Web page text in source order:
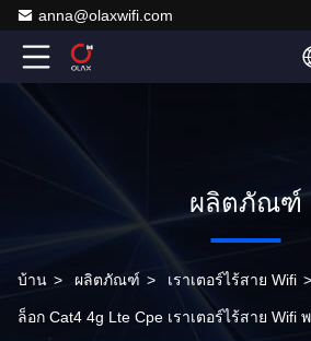
anna@olaxwifi.com
ผลิตภัณฑ์
บ้าน > ผลิตภัณฑ์ > เราเตอร์ไร้สาย Wifi >
ล็อก Cat4 4g Lte Cpe เราเตอร์ไร้สาย Wifi